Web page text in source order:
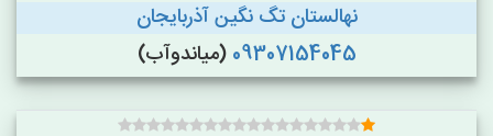
نهالستان تگ نگین آذربایجان
09307154045 (میاندوآب)